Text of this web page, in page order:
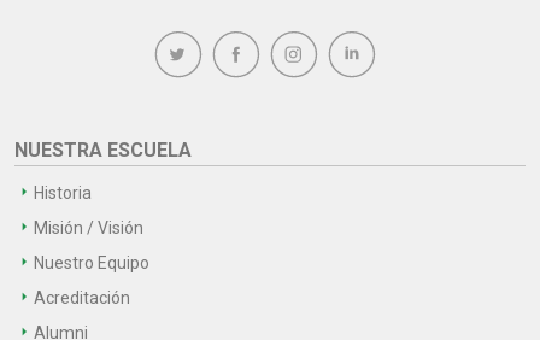
NUESTRA ESCUELA
Historia
Misión / Visión
Nuestro Equipo
Acreditación
Alumni